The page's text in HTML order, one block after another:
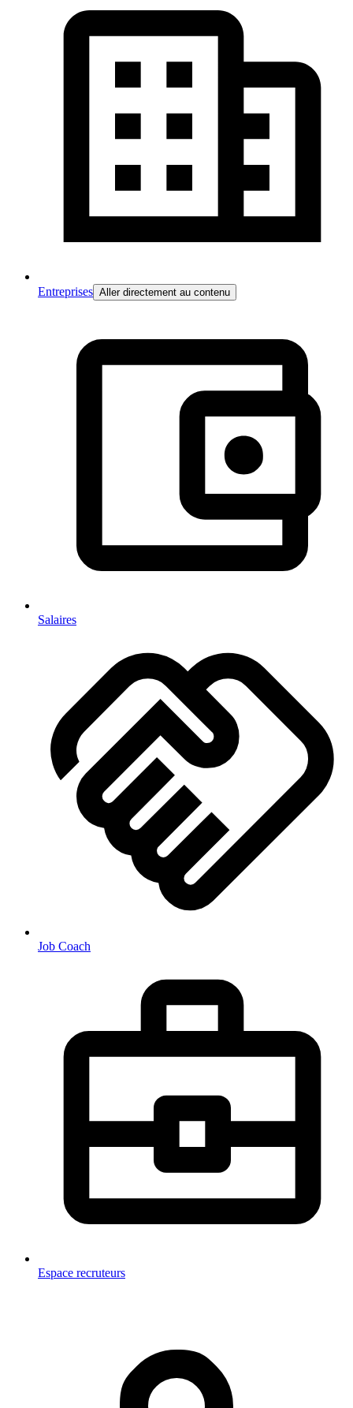
Entreprises Aller directement au contenu
Salaires
Job Coach
Espace recruteurs